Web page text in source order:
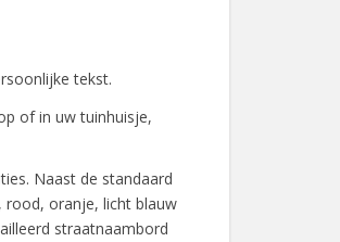
tekst.
of in uw tuinhuisje,
Naast de standaard
rood, oranje, licht blauw
straatnaambord